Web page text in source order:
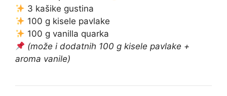
3 kašike gustina
100 g kisele pavlake
100 g vanilla quarka
(može i dodatnih 100 g kisele pavlake +
aroma vanile)